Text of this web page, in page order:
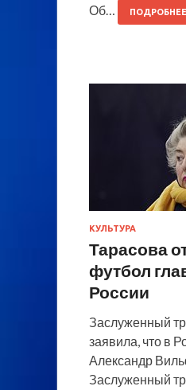
Об…
ПОДРОБНЕЕ
КУЛЬТУРА
Тарасова
футбол
России
Заслуженный
заявила, что в
Александр
Заслуженный